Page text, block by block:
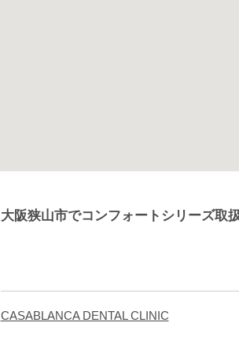
大阪狭山市でコンフォートシリーズ取
CASABLANCA DENTAL CLINIC